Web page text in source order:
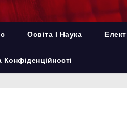
Освіта І Наука
Конфіденційності